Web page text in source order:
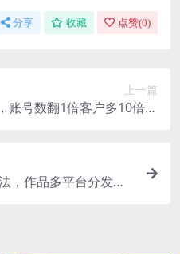
分享 收藏 点赞(0)
上一篇
账号数翻1倍客户多10倍，
，作品多平台分发，